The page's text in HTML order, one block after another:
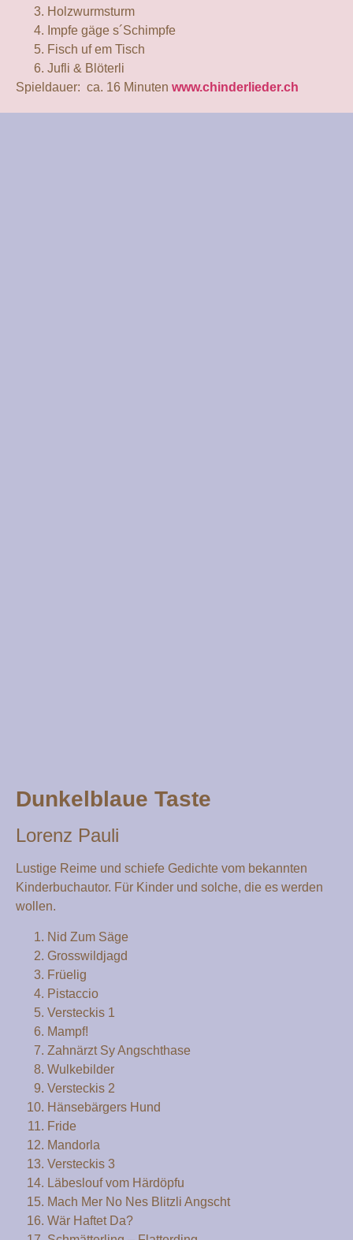
Holzwurmsturm
Impfe gäge s´Schimpfe
Fisch uf em Tisch
Jufli & Blöterli
Spieldauer: ca. 16 Minuten www.chinderlieder.ch
Dunkelblaue Taste
Lorenz Pauli
Lustige Reime und schiefe Gedichte vom bekannten
Kinderbuchautor. Für Kinder und solche, die es werden
wollen.
Nid Zum Säge
Grosswildjagd
Früelig
Pistaccio
Versteckis 1
Mampf!
Zahnärzt Sy Angschthase
Wulkebilder
Versteckis 2
Hänsebärgers Hund
Fride
Mandorla
Versteckis 3
Läbeslouf vom Härdöpfu
Mach Mer No Nes Blitzli Angscht
Wär Haftet Da?